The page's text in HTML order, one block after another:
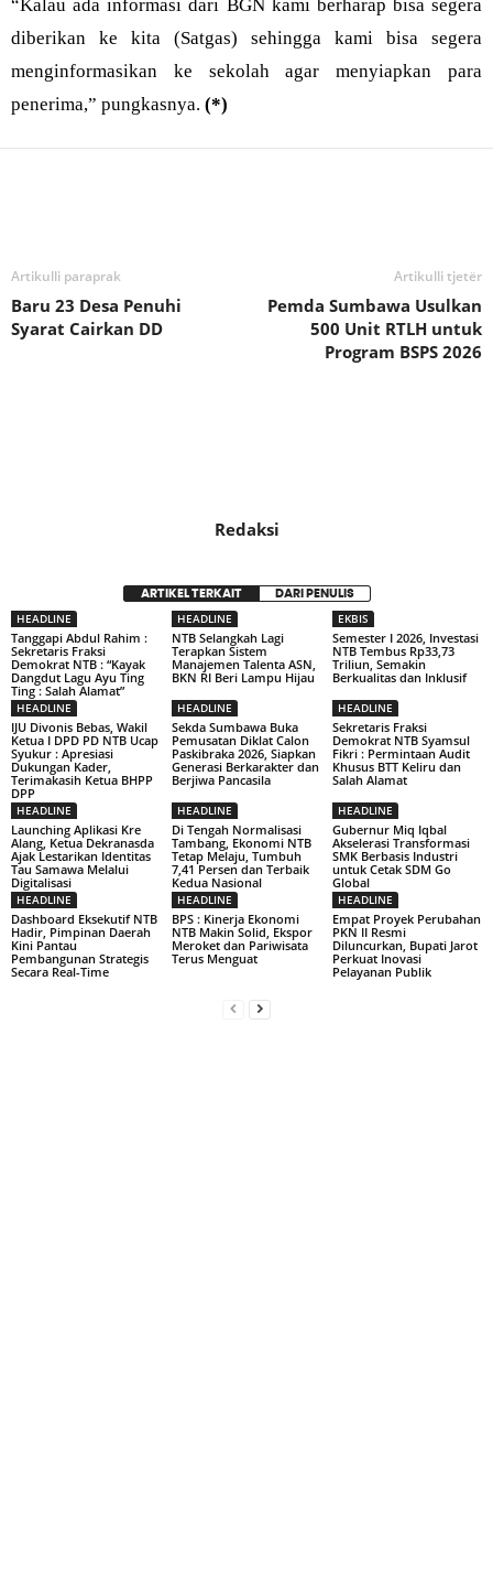
“Kalau ada informasi dari BGN kami berharap bisa segera
diberikan ke kita (Satgas) sehingga kami bisa segera
menginformasikan ke sekolah agar menyiapkan para
penerima,” pungkasnya. (*)
Artikulli paraprak
Baru 23 Desa Penuhi
Syarat Cairkan DD
Artikulli tjetër
Pemda Sumbawa Usulkan
500 Unit RTLH untuk
Program BSPS 2026
Redaksi
ARTIKEL TERKAIT DARI PENULIS
HEADLINE
Tanggapi Abdul Rahim :
Sekretaris Fraksi
Demokrat NTB : “Kayak
Dangdut Lagu Ayu Ting
Ting : Salah Alamat”
HEADLINE
NTB Selangkah Lagi
Terapkan Sistem
Manajemen Talenta ASN,
BKN RI Beri Lampu Hijau
EKBIS
Semester I 2026, Investasi
NTB Tembus Rp33,73
Triliun, Semakin
Berkualitas dan Inklusif
HEADLINE
IJU Divonis Bebas, Wakil
Ketua I DPD PD NTB Ucap
Syukur : Apresiasi
Dukungan Kader,
Terimakasih Ketua BHPP
DPP
HEADLINE
Sekda Sumbawa Buka
Pemusatan Diklat Calon
Paskibraka 2026, Siapkan
Generasi Berkarakter dan
Berjiwa Pancasila
HEADLINE
Sekretaris Fraksi
Demokrat NTB Syamsul
Fikri : Permintaan Audit
Khusus BTT Keliru dan
Salah Alamat
HEADLINE
Launching Aplikasi Kre
Alang, Ketua Dekranasda
Ajak Lestarikan Identitas
Tau Samawa Melalui
Digitalisasi
HEADLINE
Di Tengah Normalisasi
Tambang, Ekonomi NTB
Tetap Melaju, Tumbuh
7,41 Persen dan Terbaik
Kedua Nasional
HEADLINE
Gubernur Miq Iqbal
Akselerasi Transformasi
SMK Berbasis Industri
untuk Cetak SDM Go
Global
HEADLINE
Dashboard Eksekutif NTB
Hadir, Pimpinan Daerah
Kini Pantau
Pembangunan Strategis
Secara Real-Time
HEADLINE
BPS : Kinerja Ekonomi
NTB Makin Solid, Ekspor
Meroket dan Pariwisata
Terus Menguat
HEADLINE
Empat Proyek Perubahan
PKN II Resmi
Diluncurkan, Bupati Jarot
Perkuat Inovasi
Pelayanan Publik